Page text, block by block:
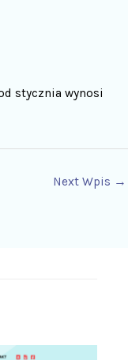
stycznia wynosi
Next Wpis →